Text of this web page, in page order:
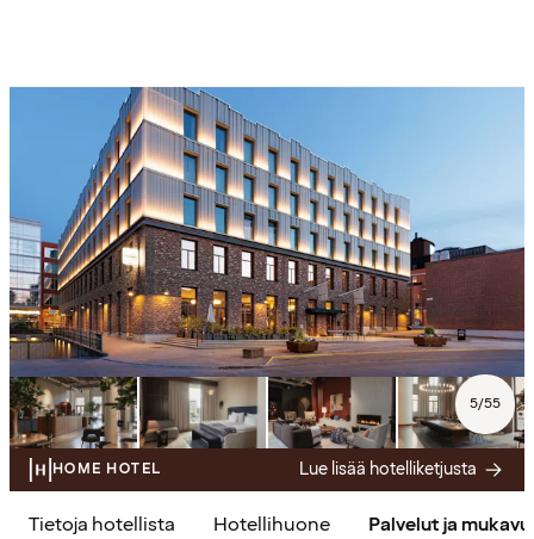
5/55
HOME HOTEL Lue lisää hotelliketjusta
Tietoja hotellista Hotellihuone Palvelut ja